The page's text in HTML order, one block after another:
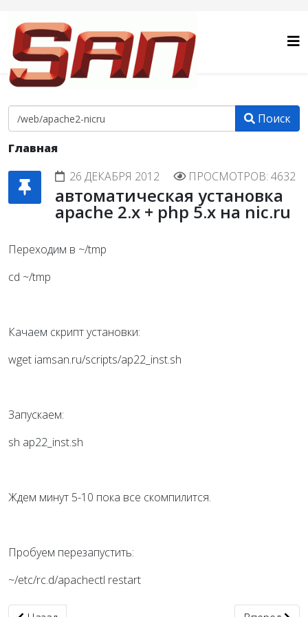
Поиск
Главная
26 ДЕКАБРЯ 2012
ПРОСМОТРОВ: 4632
автоматическая установка
apache 2.x + php 5.x на nic.ru
Переходим в ~/tmp
cd ~/tmp
Качаем скрипт установки:
wget iamsan.ru/scripts/ap22_inst.sh
Запускаем:
sh ap22_inst.sh
Ждем минут 5-10 пока все скомпилится.
Пробуем перезапустить:
~/etc/rc.d/apachectl restart